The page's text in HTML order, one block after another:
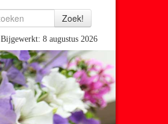
Bijgewerkt: 8 augustus 2026